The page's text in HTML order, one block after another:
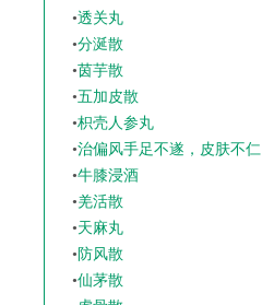
•透关丸
•分涎散
•茵芋散
•五加皮散
•枳壳人参丸
•治偏风手足不遂，皮肤不仁
•牛膝浸酒
•羌活散
•天麻丸
• 防风散
•仙茅散